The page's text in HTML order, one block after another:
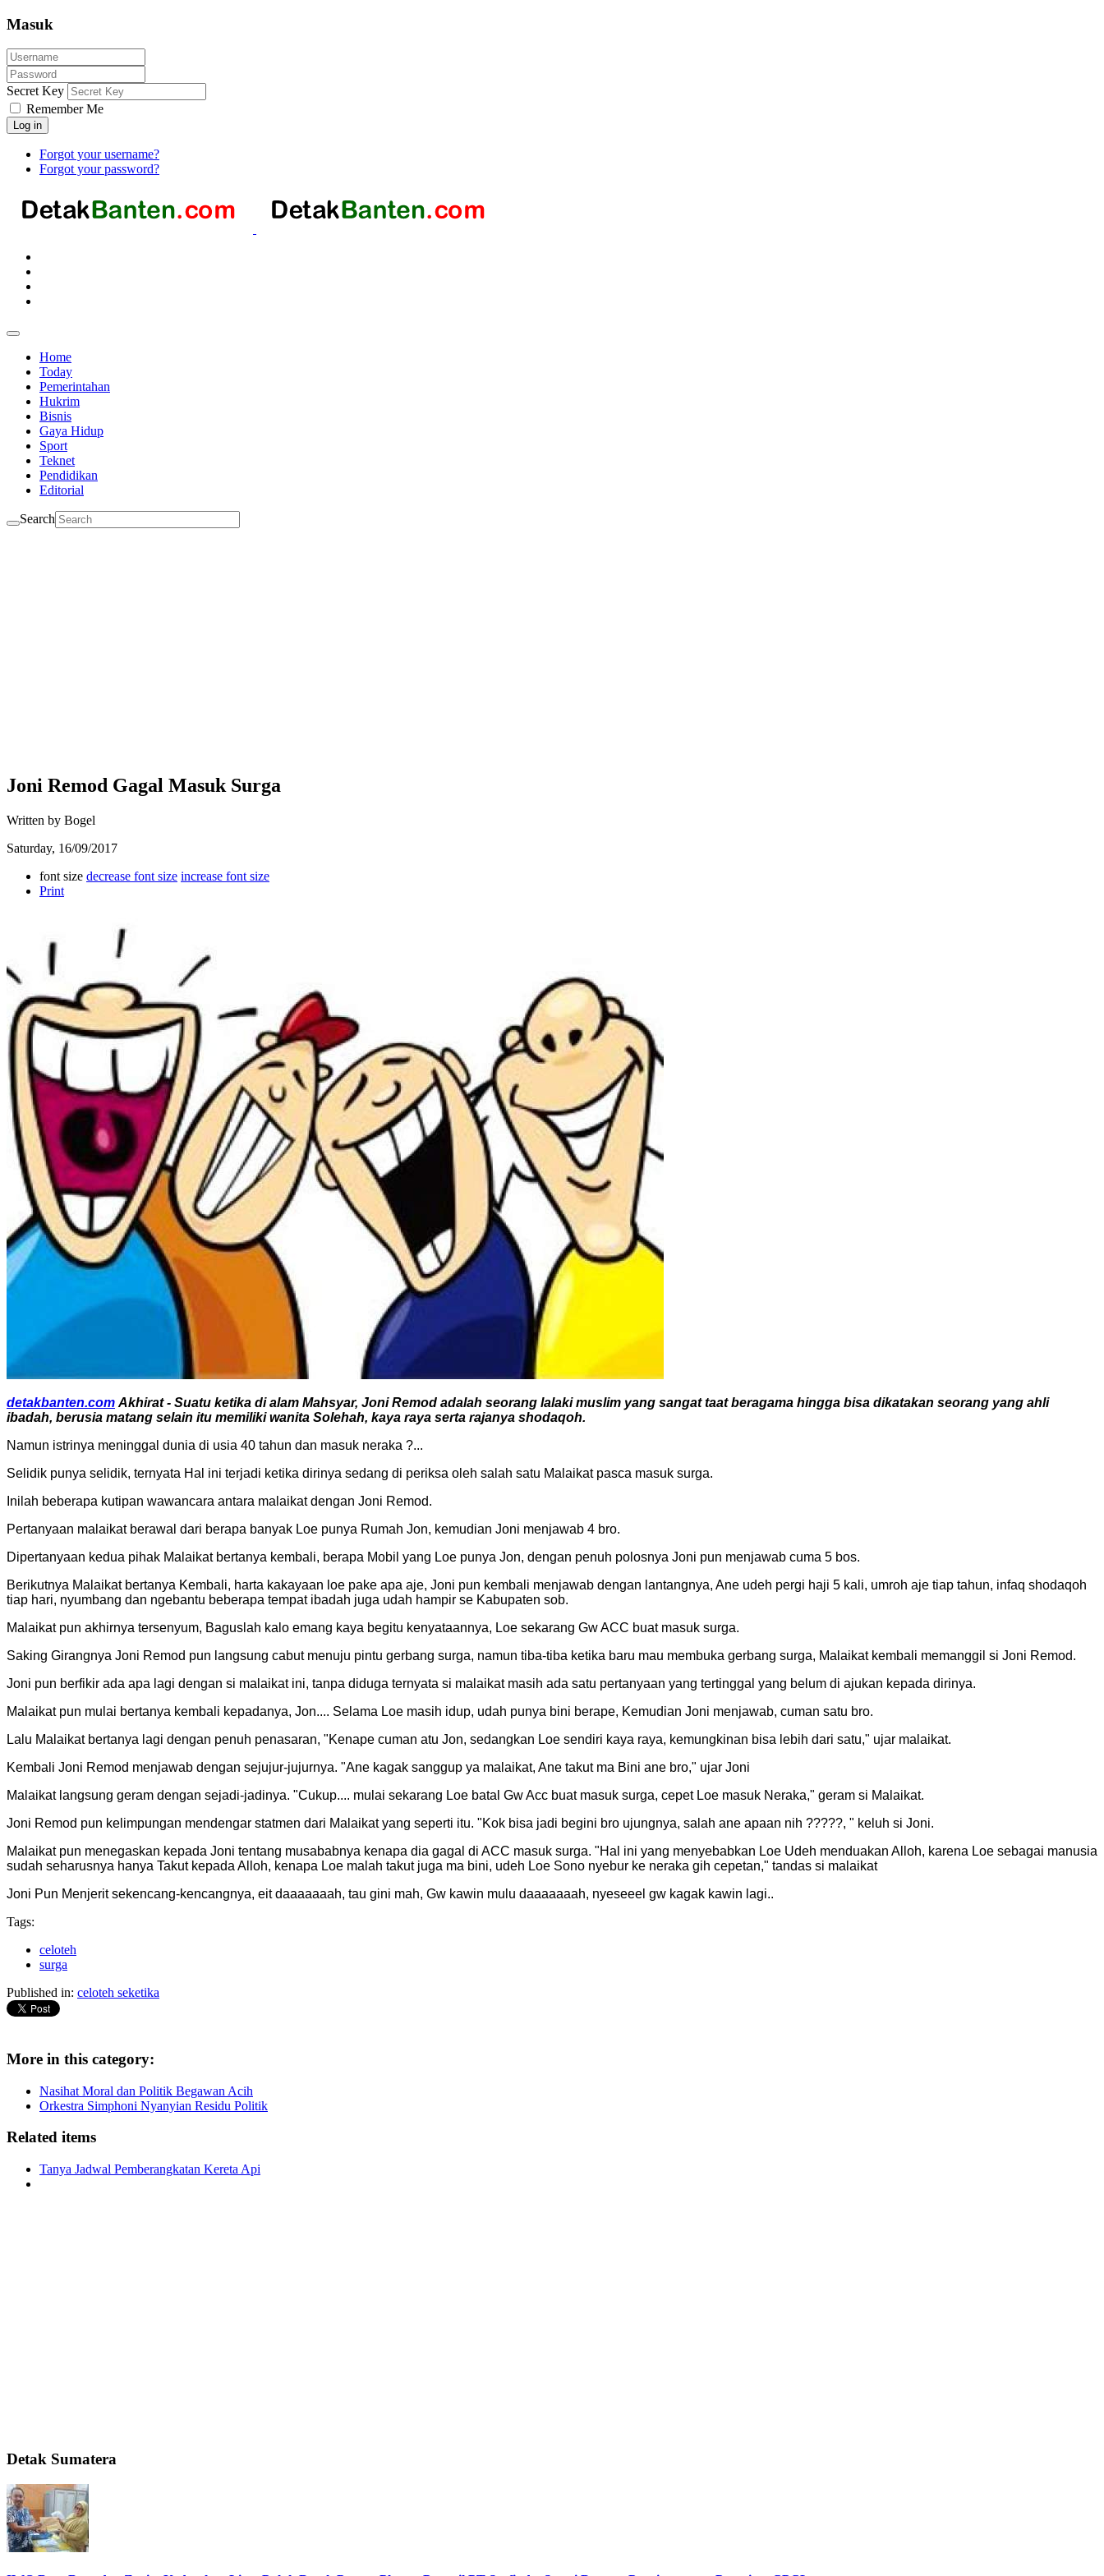
Masuk
Secret Key
Remember Me
Log in
Forgot your username?
Forgot your password?
Home
Today
Pemerintahan
Hukrim
Bisnis
Gaya Hidup
Sport
Teknet
Pendidikan
Editorial
Search
Joni Remod Gagal Masuk Surga
Written by Bogel
Saturday, 16/09/2017
font size decrease font size increase font size
Print
detakbanten.com Akhirat - Suatu ketika di alam Mahsyar, Joni Remod adalah seorang lalaki muslim yang sangat taat beragama hingga bisa dikatakan seorang yang ahli
ibadah, berusia matang selain itu memiliki wanita Solehah, kaya raya serta rajanya shodaqoh.
Namun istrinya meninggal dunia di usia 40 tahun dan masuk neraka ?...
Selidik punya selidik, ternyata Hal ini terjadi ketika dirinya sedang di periksa oleh salah satu Malaikat pasca masuk surga.
Inilah beberapa kutipan wawancara antara malaikat dengan Joni Remod.
Pertanyaan malaikat berawal dari berapa banyak Loe punya Rumah Jon, kemudian Joni menjawab 4 bro.
Dipertanyaan kedua pihak Malaikat bertanya kembali, berapa Mobil yang Loe punya Jon, dengan penuh polosnya Joni pun menjawab cuma 5 bos.
Berikutnya Malaikat bertanya Kembali, harta kakayaan loe pake apa aje, Joni pun kembali menjawab dengan lantangnya, Ane udeh pergi haji 5 kali, umroh aje tiap tahun, infaq shodaqoh
tiap hari, nyumbang dan ngebantu beberapa tempat ibadah juga udah hampir se Kabupaten sob.
Malaikat pun akhirnya tersenyum, Baguslah kalo emang kaya begitu kenyataannya, Loe sekarang Gw ACC buat masuk surga.
Saking Girangnya Joni Remod pun langsung cabut menuju pintu gerbang surga, namun tiba-tiba ketika baru mau membuka gerbang surga, Malaikat kembali memanggil si Joni Remod.
Joni pun berfikir ada apa lagi dengan si malaikat ini, tanpa diduga ternyata si malaikat masih ada satu pertanyaan yang tertinggal yang belum di ajukan kepada dirinya.
Malaikat pun mulai bertanya kembali kepadanya, Jon.... Selama Loe masih idup, udah punya bini berape, Kemudian Joni menjawab, cuman satu bro.
Lalu Malaikat bertanya lagi dengan penuh penasaran, "Kenape cuman atu Jon, sedangkan Loe sendiri kaya raya, kemungkinan bisa lebih dari satu," ujar malaikat.
Kembali Joni Remod menjawab dengan sejujur-jujurnya. "Ane kagak sanggup ya malaikat, Ane takut ma Bini ane bro," ujar Joni
Malaikat langsung geram dengan sejadi-jadinya. "Cukup.... mulai sekarang Loe batal Gw Acc buat masuk surga, cepet Loe masuk Neraka," geram si Malaikat.
Joni Remod pun kelimpungan mendengar statmen dari Malaikat yang seperti itu. "Kok bisa jadi begini bro ujungnya, salah ane apaan nih ?????, " keluh si Joni.
Malaikat pun menegaskan kepada Joni tentang musababnya kenapa dia gagal di ACC masuk surga. "Hal ini yang menyebabkan Loe Udeh menduakan Alloh, karena Loe sebagai manusia
sudah seharusnya hanya Takut kepada Alloh, kenapa Loe malah takut juga ma bini, udeh Loe Sono nyebur ke neraka gih cepetan," tandas si malaikat
Joni Pun Menjerit sekencang-kencangnya, eit daaaaaaah, tau gini mah, Gw kawin mulu daaaaaaah, nyeseeel gw kagak kawin lagi..
Tags:
celoteh
surga
Published in: celoteh seketika
More in this category:
Nasihat Moral dan Politik Begawan Acih
Orkestra Simphoni Nyanyian Residu Politik
Related items
Tanya Jadwal Pemberangkatan Kereta Api
Detak Sumatera